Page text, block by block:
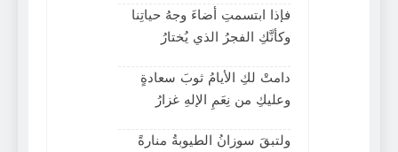
فإذا ابتسمتِ أضاءَ وجهُ حياتِنا
وكأنَّكِ الفجرُ الذي يُختارُ
دامتْ لكِ الأيامُ ثوبَ سعادةٍ
وعليكِ من نِعَمِ الإلهِ غزارُ
ولتبقَ سوزانُ الطيوبةُ منارةً